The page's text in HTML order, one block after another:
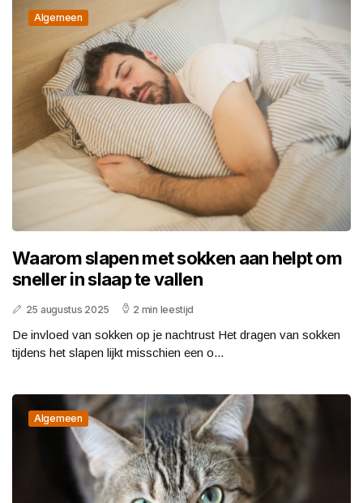
Algemeen
Waarom slapen met sokken aan helpt om
sneller in slaap te vallen
25 augustus 2025 2 min leestijd
De invloed van sokken op je nachtrust Het dragen van sokken
tijdens het slapen lijkt misschien een o...
Algemeen